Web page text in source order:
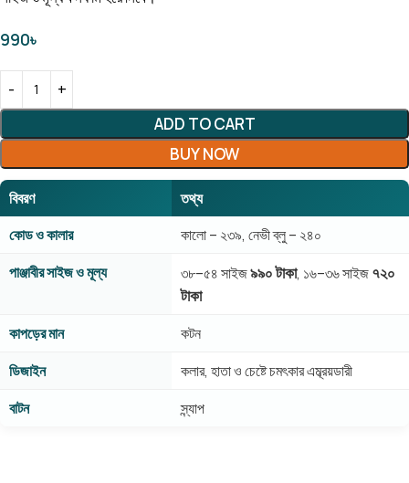
990৳
ADD TO CART
BUY NOW
বিবরণ
তথ্য
কোড ও কালার
কালো – ২৩৯, নেভী ব্লু – ২৪০
পাঞ্জাবীর সাইজ ও মূল্য
৩৮–৫৪ সাইজ৯৯০ টাকা, ১৬–৩৬ সাইজ৭২০
টাকা
কাপড়ের মান
কটন
ডিজাইন
কলার, হাতা ও চেষ্টে চমৎকার এম্ব্রয়ডারী
বাটন
স্ন্যাপ